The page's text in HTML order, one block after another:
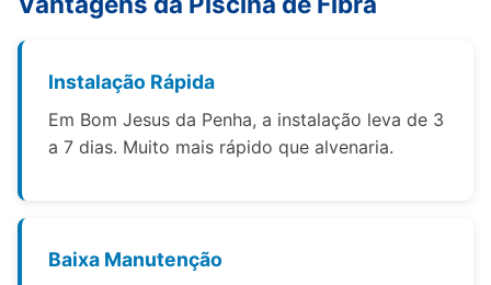
Instalação Rápida
Em Bom Jesus da Penha, a instalação leva de 3
a 7 dias. Muito mais rápido que alvenaria.
Baixa Manutenção